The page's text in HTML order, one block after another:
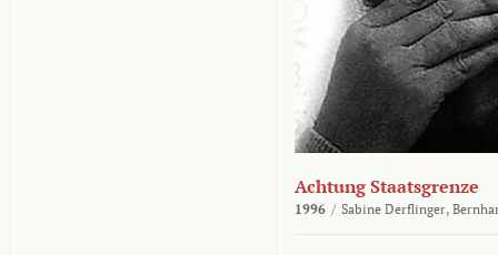
Achtung Staatsgrenze
1996 / Sabine Derflinger,